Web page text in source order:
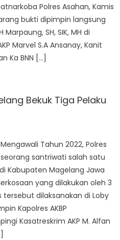
Polres Asahan, Kamis
bukti dipimpin langsung
Marpaung, SH, SIK, MH di
Marvel S.A Ansanay, Kanit
Ka BNN […]
Bekuk Tiga Pelaku
Tahun 2022, Polres
santriwati salah satu
Kabupaten Magelang Jawa
yang dilakukan oleh 3
tersebut dilaksanakan di Loby
Kapolres AKBP
Kasatreskrim AKP M. Alfan